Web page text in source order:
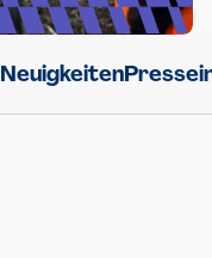
Neuigkeiten